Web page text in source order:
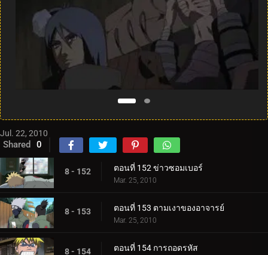
Jul. 22, 2010
Shared 0
8 - 152 ตอนที่ 152 ข่าวซอมเบอร์
Mar. 25, 2010
8 - 153 ตอนที่ 153 ตามเงาของอาจารย์
Mar. 25, 2010
8 - 154 ตอนที่ 154 การถอดรหัส